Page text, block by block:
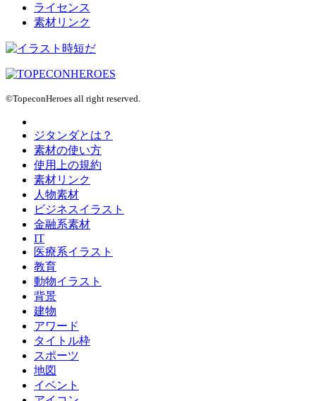
ライセンス
素材リンク
©TopeconHeroes all right reserved.
ジタンダとは？
素材の使い方
使用上の規約
素材リンク
人物素材
ビジネスイラスト
金融系素材
IT
医療系イラスト
教育
動物イラスト
背景
建物
アワード
タイトル枠
スポーツ
地図
イベント